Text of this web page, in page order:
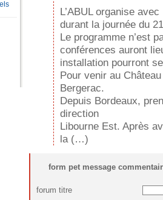
L’ABUL organise
durant la journée du
Le programme n’est
conférences auront
installation pourront
Pour venir au
Bergerac.
Depuis Bordeaux,
direction
Libourne Est. Après
la (…)
form pet message
forum titre